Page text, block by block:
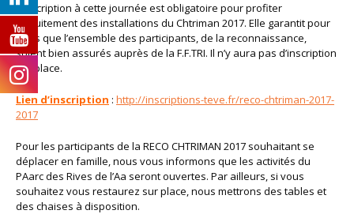
L’inscription à cette journée est obligatoire pour profiter
gratuitement des installations du Chtriman 2017. Elle garantit pour
nous que l’ensemble des participants, de la reconnaissance,
soient bien assurés auprès de la F.F.TRI. Il n’y aura pas d’inscription
sur place.
Lien d’inscription : http://inscriptions-teve.fr/reco-chtriman-2017-
2017
Pour les participants de la RECO CHTRIMAN 2017 souhaitant se
déplacer en famille, nous vous informons que les activités du
PAarc des Rives de l’Aa seront ouvertes. Par ailleurs, si vous
souhaitez vous restaurez sur place, nous mettrons des tables et
des chaises à disposition.